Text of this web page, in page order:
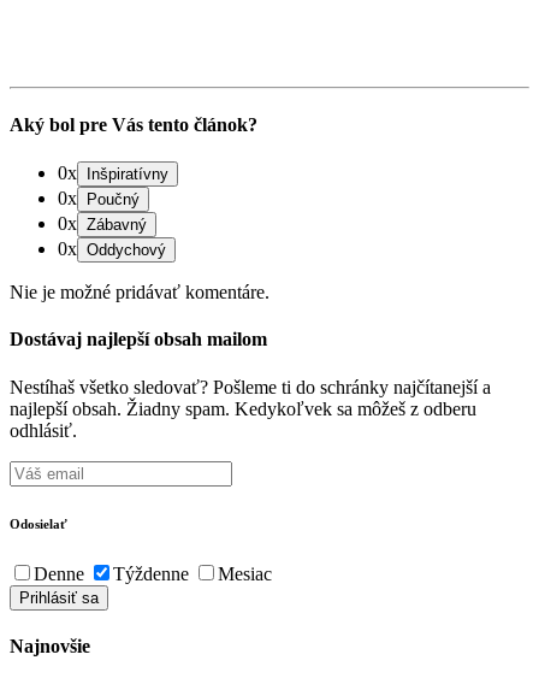
Aký bol pre Vás tento článok?
0x
0x
0x
0x
Nie je možné pridávať komentáre.
Dostávaj najlepší obsah mailom
Nestíhaš všetko sledovať? Pošleme ti do schránky najčítanejší a
najlepší obsah. Žiadny spam. Kedykoľvek sa môžeš z odberu
odhlásiť.
Odosielať
Denne Týždenne Mesiac
Najnovšie